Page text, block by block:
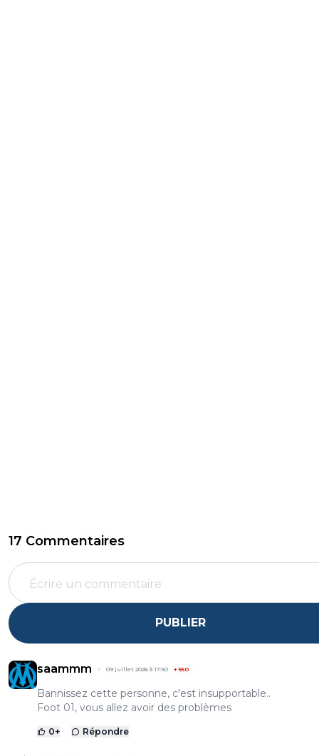
17 Commentaires
PUBLIER
saammm 09 juillet 2026 à 17:50 + 550
Bannissez cette personne, c'est insupportable..
Foot 01, vous allez avoir des problèmes
0+ Répondre